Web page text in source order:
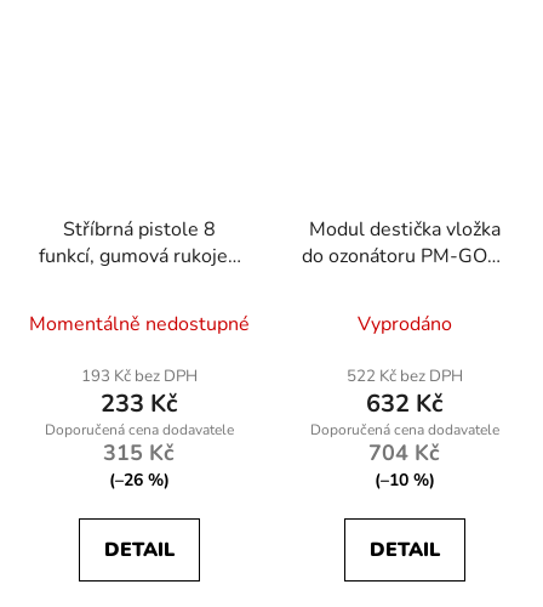
Stříbrná pistole 8
funkcí, gumová rukojeť,
Momentálně nedostupné
193 Kč bez DPH
233 Kč
315 Kč
(–26 %)
DETAIL
Modul destička vložka
do ozonátoru PM-GOZ-
Vyprodáno
522 Kč bez DPH
632 Kč
704 Kč
(–10 %)
DETAIL